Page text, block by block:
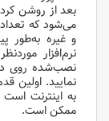
بعد از روشن
می‌شود که تعداد
و غیره به‌طور
نصب‌شده روی
نمایید. اولین
ممکن است.